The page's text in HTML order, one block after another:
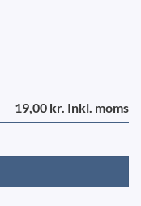
19,00 kr. Inkl. moms